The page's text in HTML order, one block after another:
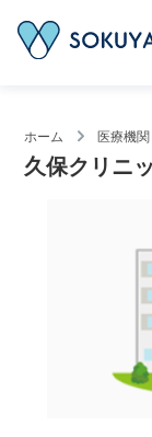
ホーム 医療機関
久保クリニ